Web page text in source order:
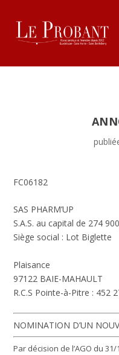
FC06182
SAS PHARM’UP
S.A.S. au capital de 274
Siège social : Lot Biglette
Plaisance
97122 BAIE-MAHAULT
R.C.S Pointe-à-Pitre : 452
NOMINATION D’UN
Par décision de l’AGO du 31/